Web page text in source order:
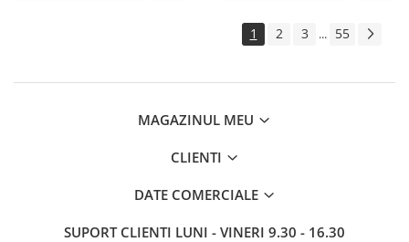
1 2 3 ... 55
MAGAZINUL MEU
CLIENTI
DATE COMERCIALE
SUPORT CLIENTI LUNI - VINERI 9.30 - 16.30